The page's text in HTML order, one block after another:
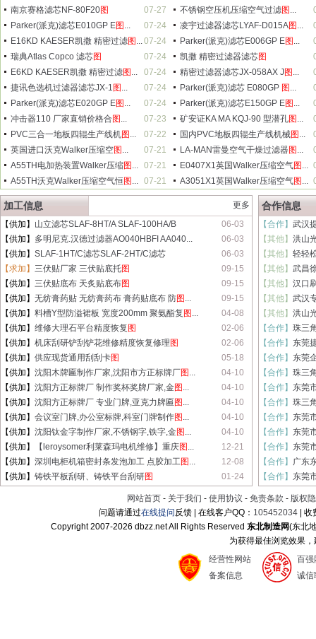
南京赛格滤芯NF-80F20图 07-27 不锈钢空压机压缩空气过滤图 ...
Parker(派克)滤芯E010GP E图 ... 07-24 凌宇过滤器滤芯LYAF-D015A图 ...
E16KD KAESER凯撒 精密过滤图 ...07-24 Parker(派克)滤芯E006GP E图 ...
瑞典Atlas Copco 滤芯图 07-24 凯撒 精密过滤器滤芯图
E6KD KAESER凯撒 精密过滤图 ... 07-24 精密过滤器滤芯JX-058AX J 图 ...
捷讯色选机过滤器滤芯JX-1 图 ... 07-24 Parker(派克)滤芯 E080GP 图 ...
Parker(派克)滤芯E020GP E图 ... 07-24 Parker(派克)滤芯E150GP E图 ...
冲击器110 厂家直销价格合 图 ... 07-23 矿安证KA MA KQJ-90 型潜孔图 ...
PVC三合一地板四辊生产线机图 ... 07-22 国内PVC地板四辊生产线机械图 ...
英国进口沃克Walker压缩空图 ... 07-21 LA-MAN雷曼空气干燥过滤器图 ...
A55TH电加热装置Walker压缩图 ... 07-21 E0407X1英国Walker压缩空气图 ...
A55TH沃克Walker压缩空气恒图 ... 07-21 A3051X1英国Walker压缩空气图 ...
加工信息
更多
【供加】 山立滤芯SLAF-8HT/A SLAF-100HA/B
06-03
【供加】 多明尼克.汉德过滤器AO040HBFI AA040...
06-03
【供加】 SLAF-1HT/C滤芯SLAF-2HT/C滤芯
06-03
【求加】 三伏贴厂家 三伏贴底托图
09-15
【供加】 三伏贴底布 天炙贴底布图
09-15
【供加】 无纺膏药贴 无纺膏药布 膏药贴底布 防图 ...
09-15
【供加】 料槽Y型防溢裙板 宽度200mm 聚氨酯复 图 ...
04-08
【供加】 维修大理石平台精度恢复 图
02-06
【供加】 机床刮研铲刮铲花维修精度恢复修理 图
02-06
【供加】 供应现货通用刮刮卡图
05-18
【供加】 沈阳木牌匾制作厂家,沈阳市方正标牌厂图 ...
04-10
【供加】 沈阳方正标牌厂 制作奖杯奖牌厂家,金图 ...
04-10
【供加】 沈阳方正标牌厂 专业门牌,亚克力牌匾 图 ...
04-10
【供加】 会议室门牌,办公室标牌,科室门牌制作图 ...
04-10
【供加】 沈阳钛金字制作厂家,不锈钢字,铁字,金图 ...
04-10
【供加】
【leroysomer利莱森玛电机维修】重庆图 ...
12-21
【供加】 深圳电柜机箱密封条发泡加工 点胶加工图 ...
12-08
【供加】 铸铁平板刮研、铸铁平台刮研图 01-24
合作信息
【合作】 武汉
【其他】 洪山
【其他】 轻轻
【其他】 武昌
【其他】 汉口
【其他】 武汉
【其他】 洪山
【合作】 珠三
【合作】 东莞
【合作】 东莞
【合作】 珠三
【合作】 东莞
【合作】 珠三
【合作】 东莞
【合作】 东莞
【合作】 东莞
【合作】 广东
【合作】 东莞
网站首页 - 关于我们 - 使用协议 - 免责条款 - 版权
问题请通过在线提问反馈 | 在线客户QQ： 105452034 |
Copyright 2007-2026 dbzz.net All Rights Reserved东北制造网(东北
为获得最佳浏览效果
经营性网站
备案信息
百强
诚信